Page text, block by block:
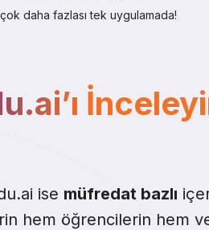
daha fazlası tek uygulamada!
ise müfredat bazlı
hem öğrencilerin hem